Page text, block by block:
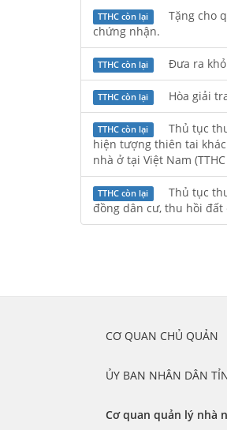
TTHC còn lại
Tặng cho
chứng nhận.
TTHC còn lại Đưa ra
TTHC còn lại Hòa giải
TTHC còn lại
Thủ tục
hiện tượng thiên tai
nhà ở tại Việt Nam
TTHC còn lại
Thủ tục
đồng dân cư, thu hồi đất
	CƠ QUAN CHỦ QUẢN
ỦY BAN NHÂN DÂN
Cơ quan quản lý nhà